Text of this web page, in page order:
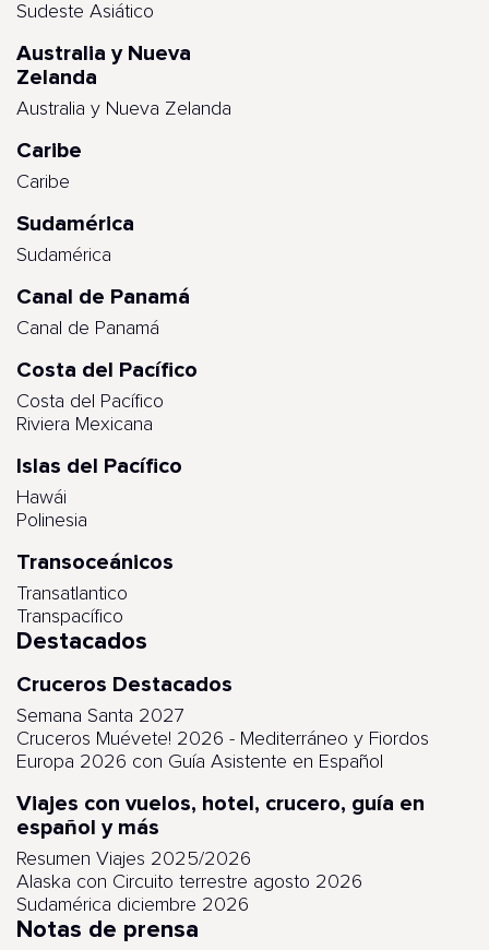
Sudeste Asiático
Australia y Nueva
Zelanda
Australia y Nueva Zelanda
Caribe
Caribe
Sudamérica
Sudamérica
Canal de Panamá
Canal de Panamá
Costa del Pacífico
Costa del Pacífico
Riviera Mexicana
Islas del Pacífico
Hawái
Polinesia
Transoceánicos
Transatlantico
Transpacífico
Destacados
Cruceros Destacados
Semana Santa 2027
Cruceros Muévete! 2026 - Mediterráneo y Fiordos
Europa 2026 con Guía Asistente en Español
Viajes con vuelos, hotel, crucero, guía en
español y más
Resumen Viajes 2025/2026
Alaska con Circuito terrestre agosto 2026
Sudamérica diciembre 2026
Notas de prensa